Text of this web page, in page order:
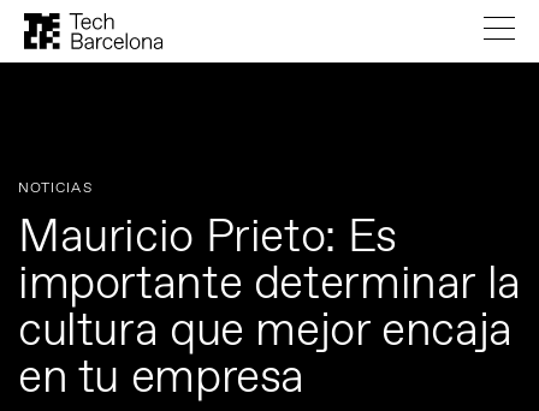
NOTICIAS
Mauricio Prieto: Es
importante determinar la
cultura que mejor encaja
en tu empresa